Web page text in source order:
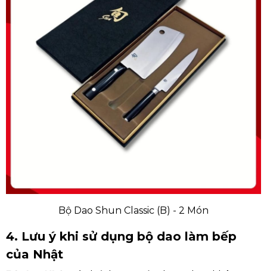
Bộ Dao Shun Classic (B) - 2 Món
4. Lưu ý khi sử dụng bộ dao làm bếp
của Nhật